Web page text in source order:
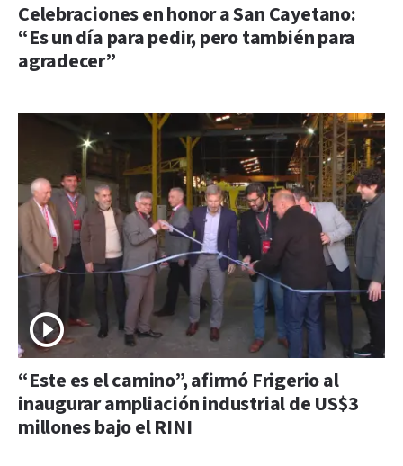
Celebraciones en honor a San Cayetano:
“Es un día para pedir, pero también para
agradecer”
“Este es el camino”, afirmó Frigerio al
inaugurar ampliación industrial de US$3
millones bajo el RINI